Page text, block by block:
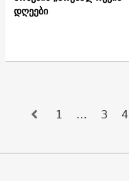
დღეები
1 … 3 4